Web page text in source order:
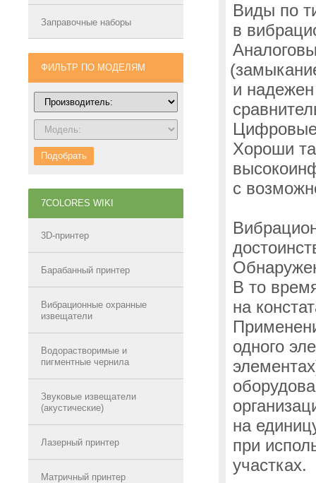
Заправочные наборы
ФИЛЬТР ПО МОДЕЛЯМ
Подобрать
7COLORES WIKI
3D-принтер
Барабанный принтер
Вибрационные охранные
извещатели
Водорастворимые и
пигментные чернила
Звуковые извещатели
(акустические)
Лазерный принтер
Матричный принтер
Виды по
в
и
Хороши
с
В то
на
одного
на
при
участках.